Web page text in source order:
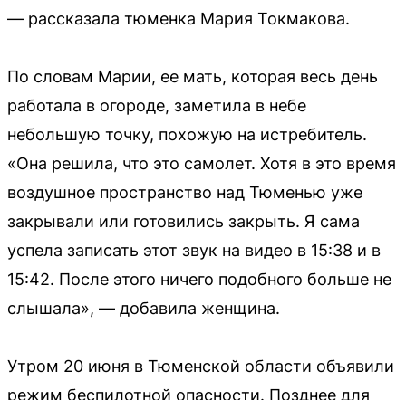
— рассказала тюменка Мария Токмакова.
По словам Марии, ее мать, которая весь день
работала в огороде, заметила в небе
небольшую точку, похожую на истребитель.
«Она решила, что это самолет. Хотя в это время
воздушное пространство над Тюменью уже
закрывали или готовились закрыть. Я сама
успела записать этот звук на видео в 15:38 и в
15:42. После этого ничего подобного больше не
слышала», — добавила женщина.
Утром 20 июня в Тюменской области объявили
режим беспилотной опасности. Позднее для